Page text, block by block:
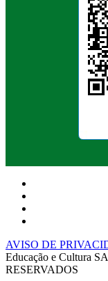
AVISO DE
Educação e Cultura
RESERVADOS